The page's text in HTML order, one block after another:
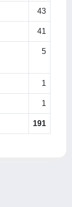
43
41
5
1
1
191